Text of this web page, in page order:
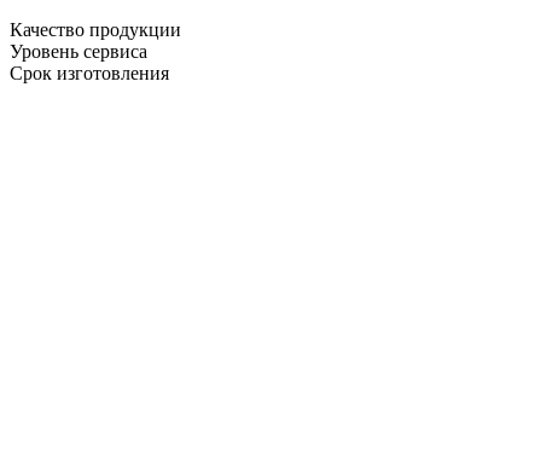
Качество продукции
Уровень сервиса
Срок изготовления